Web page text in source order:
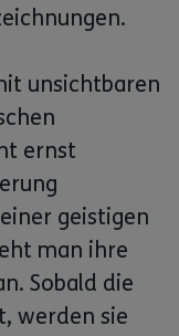
unsichtbaren
ernst
geistigen
man ihre
Sobald die
werden sie